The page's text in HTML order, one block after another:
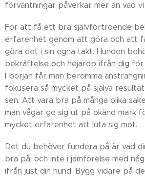
förväntningar påverkar mer än vad
För att få ett bra självförtroende
erfarenhet genom att göra och att
göra det i sin egna takt. Hunden
bekräftelse och hejarop ifrån dig
I början får man berömma
fokusera så mycket på själva
sen. Att vara bra på många olika
man vågar ge sig ut på okänd mark
mycket erfarenhet att luta sig mot.
Det du behöver fundera på är vad
bra på, och inte i jämförelse med
ifrån just din hund. Bygg vidare på